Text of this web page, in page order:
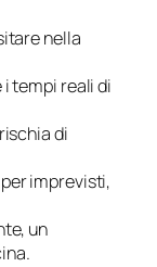
nella
tempi reali di
di
imprevisti,
un